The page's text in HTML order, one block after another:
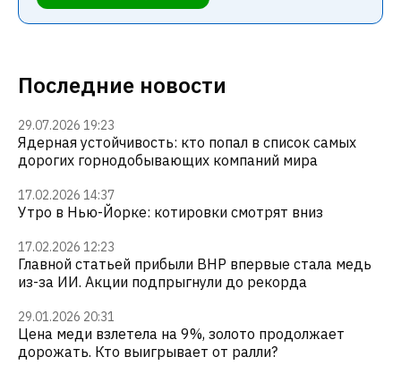
Последние новости
29.07.2026 19:23
Ядерная устойчивость: кто попал в список самых
дорогих горнодобывающих компаний мира
17.02.2026 14:37
Утро в Нью-Йорке: котировки смотрят вниз
17.02.2026 12:23
Главной статьей прибыли BHP впервые стала медь
из-за ИИ. Акции подпрыгнули до рекорда
29.01.2026 20:31
Цена меди взлетела на 9%, золото продолжает
дорожать. Кто выигрывает от ралли?